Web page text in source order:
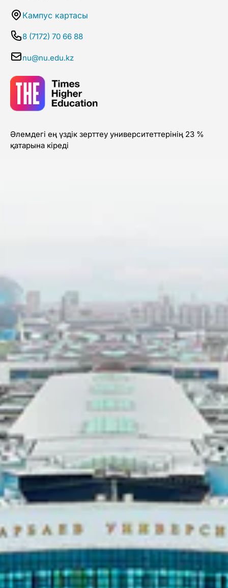
Кампус картасы
8 (7172) 70 66 88
nu@nu.edu.kz
Әлемдегі ең үздік зерттеу университеттерінің 23 %
қатарына кіреді